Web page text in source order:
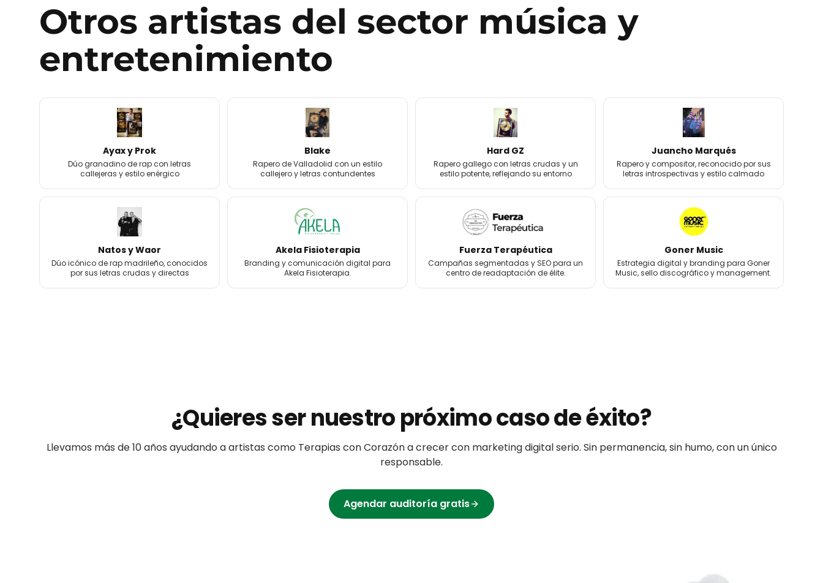
Otros artistas del sector música y
entretenimiento
Ayax y Prok
Dúo granadino de rap con letras
callejeras y estilo enérgico
Blake
Rapero de Valladolid con un estilo
callejero y letras contundentes
Hard GZ
Rapero gallego con letras crudas y un
estilo potente, reflejando su entorno
Juancho Marqués
Rapero y compositor, reconocido por sus
letras introspectivas y estilo calmado
Natos y Waor
Dúo icónico de rap madrileño, conocidos
por sus letras crudas y directas
Akela Fisioterapia
Branding y comunicación digital para
Akela Fisioterapia.
Fuerza Terapéutica
Campañas segmentadas y SEO para un
centro de readaptación de élite.
Goner Music
Estrategia digital y branding para Goner
Music, sello discográfico y management.
¿Quieres ser nuestro próximo caso de éxito?
Llevamos más de 10 años ayudando aartistas como Terapias con Corazóna crecer con marketing digital serio. Sin permanencia, sin humo, con un único
responsable.
Agendar auditoría gratis